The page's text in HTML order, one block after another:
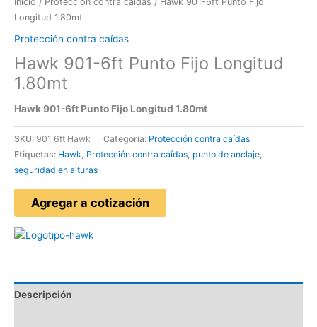
Longitud 1.80mt
Protección contra caídas
Hawk 901-6ft Punto Fijo Longitud
1.80mt
Hawk 901-6ft Punto Fijo Longitud 1.80mt
SKU: 901 6ft Hawk Categoría: Protección contra caídas
Etiquetas: Hawk, Protección contra caídas, punto de anclaje,
seguridad en alturas
Agregar a cotización
Descripción